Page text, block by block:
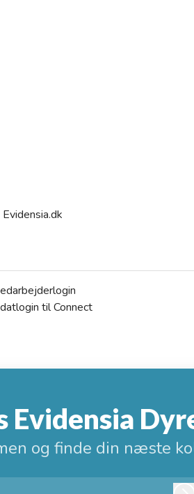
Evidensia.dk
til Connect
og finde din næste